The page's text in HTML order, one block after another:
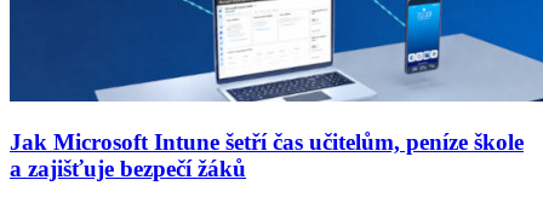
Jak Microsoft Intune šetří čas učitelům, peníze škole
a zajišťuje bezpečí žáků